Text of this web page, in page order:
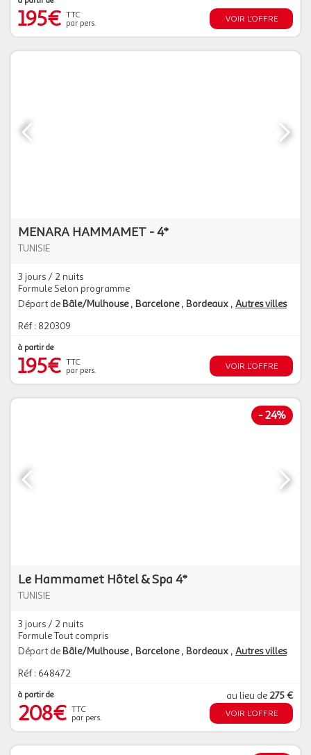
195€ TTC
par pers.
VOIR L'OFFRE
MENARA HAMMAMET - 4*
TUNISIE
3 jours / 2 nuits
Formule Selon programme
Départ de Bâle/Mulhouse Barcelone Bordeaux Autres villes
Réf : 820309
à partir de
195€ TTC
par pers.
VOIR L'OFFRE
- 24%
Le Hammamet Hôtel & Spa 4*
TUNISIE
3 jours / 2 nuits
Formule Tout compris
Départ de Bâle/Mulhouse Barcelone Bordeaux Autres villes
Réf : 648472
à partir de
208€ TTC
par pers.
au lieu de 275 €
VOIR L'OFFRE